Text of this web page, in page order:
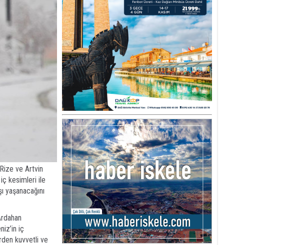
ve Artvin
iç kesimleri ile
iç
kuvvetli ve